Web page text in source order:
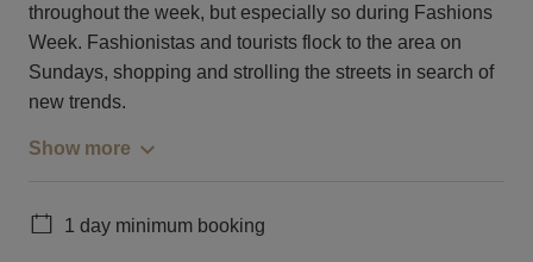
throughout the week, but especially so during Fashions
Week. Fashionistas and tourists flock to the area on
Sundays, shopping and strolling the streets in search of
new trends.
Show more
1 day minimum booking